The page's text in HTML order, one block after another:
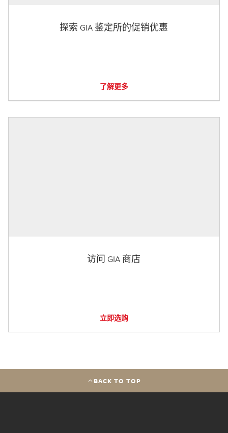
探索 GIA 鉴定所的促销优惠
了解更多
访问 GIA 商店
立即选购
BACK TO TOP